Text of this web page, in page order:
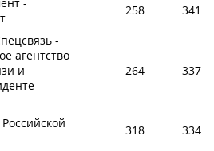
258
341
-
агентство
и
264 337
318
334